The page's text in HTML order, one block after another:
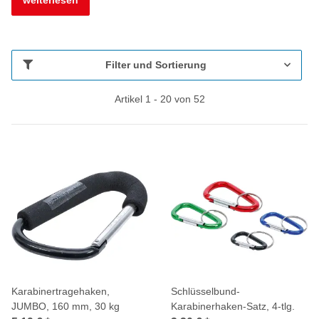
Filter und Sortierung
Artikel 1 - 20 von 52
Karabinertragehaken,
JUMBO, 160 mm, 30 kg
Schlüsselbund-
Karabinerhaken-Satz, 4-tlg.